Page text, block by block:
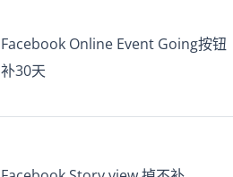
Facebook Online Event Going按钮
补30天